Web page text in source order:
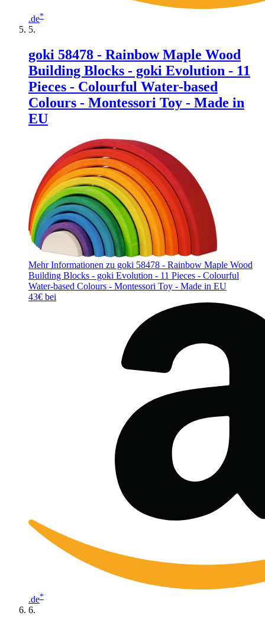
.de*
goki 58478 - Rainbow Maple Wood
Building Blocks - goki Evolution - 11
Pieces - Colourful Water-based
Colours - Montessori Toy - Made in
EU
Mehr Informationen zu goki 58478 - Rainbow Maple Wood
Building Blocks - goki Evolution - 11 Pieces - Colourful
Water-based Colours - Montessori Toy - Made in EU
43€ bei
.de*